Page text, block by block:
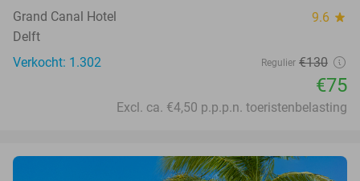
Grand Canal Hotel 9.6 star
Delft
Verkocht: 1.302
Regulier €130
€75
Excl. ca. €4,50 p.p.p.n. toeristenbelasting